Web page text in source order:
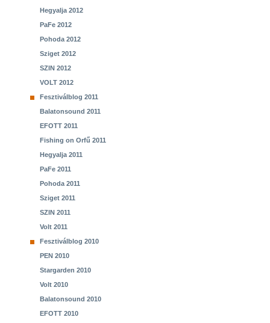
Hegyalja 2012
PaFe 2012
Pohoda 2012
Sziget 2012
SZIN 2012
VOLT 2012
Fesztiválblog 2011
Balatonsound 2011
EFOTT 2011
Fishing on Orfű 2011
Hegyalja 2011
PaFe 2011
Pohoda 2011
Sziget 2011
SZIN 2011
Volt 2011
Fesztiválblog 2010
PEN 2010
Stargarden 2010
Volt 2010
Balatonsound 2010
EFOTT 2010